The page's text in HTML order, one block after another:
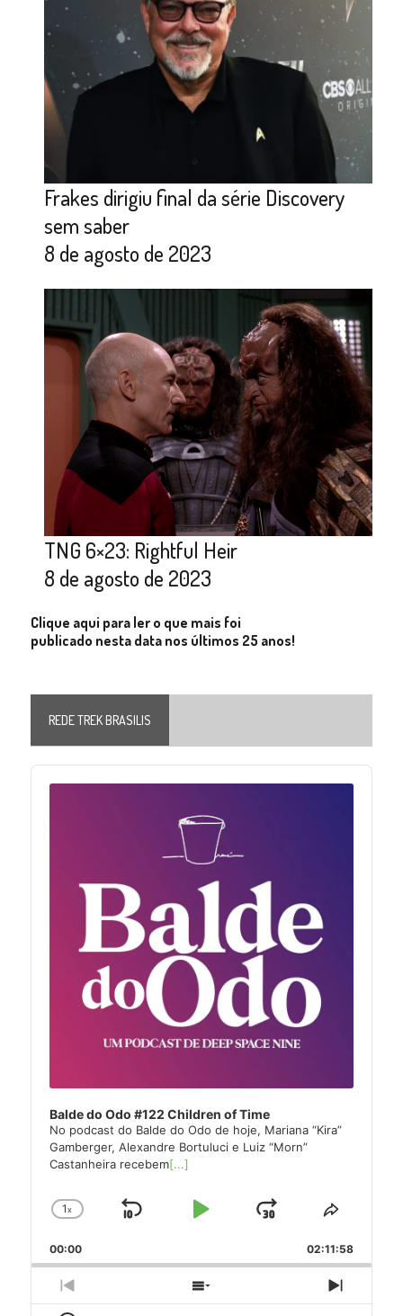
Frakes dirigiu final da série Discovery
sem saber
8 de agosto de 2023
TNG 6×23: Rightful Heir
8 de agosto de 2023
Clique aqui para ler o que mais foi
publicado nesta data nos últimos 25 anos!
REDE TREK BRASILIS
Audio
Player
Balde do Odo #122 Children of Time
No podcast do Balde do Odo de hoje, Mariana “Kira”
Gamberger, Alexandre Bortuluci e Luiz “Morn”
Castanheira recebem[...]
Change
Rate
1x
Skip
Play
Jump
Forward
Share
Episode
00:00 02:11:58
Previous
Episode
Show
Episodes
Next
Episode